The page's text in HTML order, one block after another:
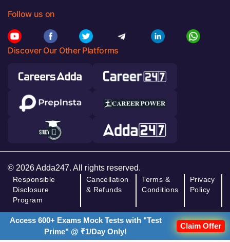
Follow us on
Discover Our Other Platforms
© 2026 Adda247. All rights reserved.
Responsible
Disclosure
Program
Cancellation
& Refunds
Terms &
Conditions
Privacy
Policy
Access 600+ Exams Mock Tests with "Test
Prime" @ ₹1/Day Only!
Claim Offer